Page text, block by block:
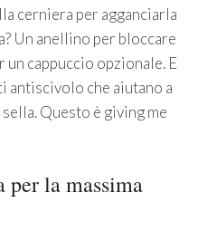
cerniera per agganciarla
Un anellino per bloccare
cappuccio opzionale. E
antiscivolo che aiutano a
Questo è giving me
la massima